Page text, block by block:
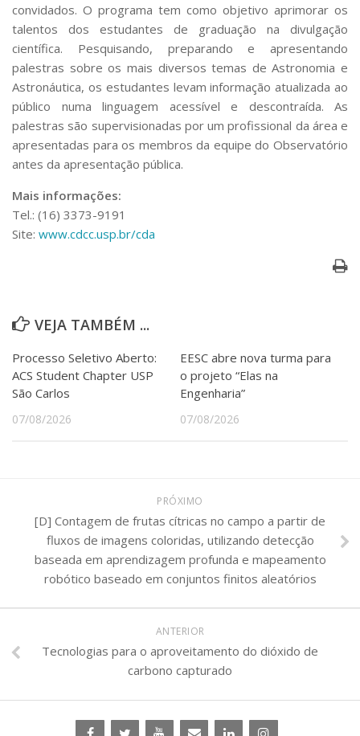
Bibliotecas
Apoio ao Estudante
Segurança, Trânsito e Prevenção
RH, Administrativo e Financeiro
Outros serviços
Comunicação
Assessorias e Mídias
Aplicativos e Sites
Jornal da USP
Agenda de Eventos
Defesa de Teses
convidados. O programa tem como objetivo aprimorar os
talentos dos estudantes de graduação na divulgação
científica. Pesquisando, preparando e apresentando
palestras sobre os mais diversos temas de Astronomia e
Astronáutica, os estudantes levam informação atualizada ao
público numa linguagem acessível e descontraída. As
palestras são supervisionadas por um profissional da área e
apresentadas para os membros da equipe do Observatório
antes da apresentação pública.
Mais informações:
Tel.: (16) 3373-9191
Site: www.cdcc.usp.br/cda
VEJA TAMBÉM ...
Processo Seletivo Aberto:
ACS Student Chapter USP
São Carlos
07/08/2026
EESC abre nova turma para
o projeto “Elas na
Engenharia”
07/08/2026
PRÓXIMO
[D] Contagem de frutas cítricas no campo a partir de
fluxos de imagens coloridas, utilizando detecção
baseada em aprendizagem profunda e mapeamento
robótico baseado em conjuntos finitos aleatórios
ANTERIOR
Tecnologias para o aproveitamento do dióxido de
carbono capturado